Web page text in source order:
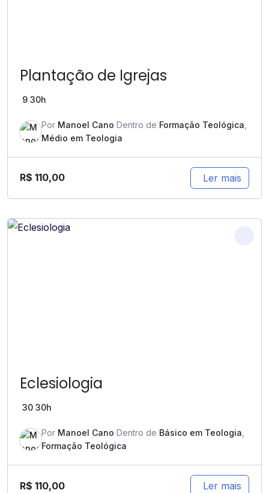
Plantação de Igrejas
9 30h
Por Manoel Cano Dentro de Formação Teológica
Médio em Teologia
R$ 110,00 Ler mais
Eclesiologia
30 30h
Por Manoel Cano Dentro de Básico em Teologia
Formação Teológica
R$ 110,00 Ler mais